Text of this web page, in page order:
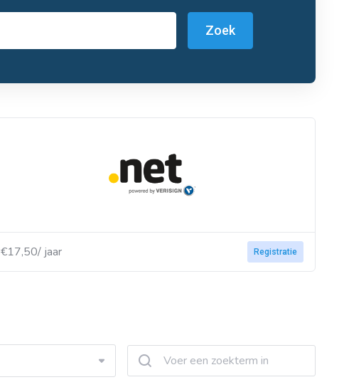
Zoek
€17,50/ jaar Registratie